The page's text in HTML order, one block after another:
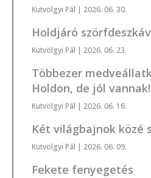
Kutvölgyi Pál | 2026. 06. 30.
Holdjáró
Kutvölgyi Pál | 2026. 06. 23.
Többezer
Holdon, de jól vannak!
Kutvölgyi Pál | 2026. 06. 16.
Két világbajnok közé
Kutvölgyi Pál | 2026. 06. 09.
Fekete fenyegetés